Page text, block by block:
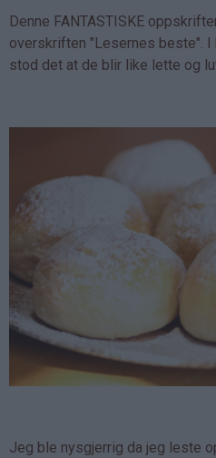
Denne FANTASTISKE
overskriften "Lesernes beste".
stod det at de blir like lette og
Jeg ble nysgjerrig da jeg leste